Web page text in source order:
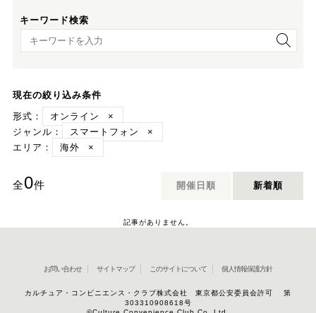
キーワード検索
キーワード検索
現在の絞り込み条件
形式：
オンライン
×
ジャンル：
スマートフォン
×
エリア：
海外 ×
全0件 開催日順 新着順
記事がありません。
お問い合わせ サイトマップ このサイトについて 個人情報保護方針
カルチュア・コンビニエンス・クラブ株式会社 東京都公安委員会許可 第
303310908618号